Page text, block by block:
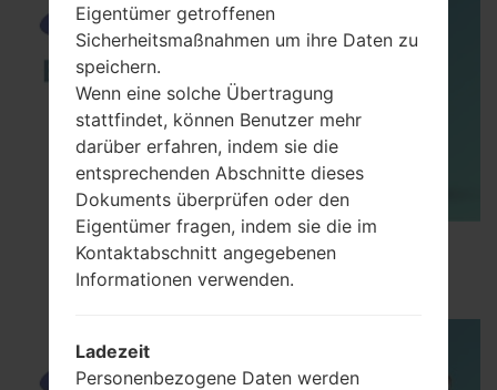
How to Enable Developer Options & USB
Debugging on Samsung ?
Eigentümer getroffenen
Sicherheitsmaßnahmen um ihre Daten zu
speichern.
Wenn eine solche Übertragung
stattfindet, können Benutzer mehr
darüber erfahren, indem sie die
entsprechenden Abschnitte dieses
Dokuments überprüfen oder den
Eigentümer fragen, indem sie die im
Kontaktabschnitt angegebenen
Informationen verwenden.
Ladezeit
Personenbezogene Daten werden